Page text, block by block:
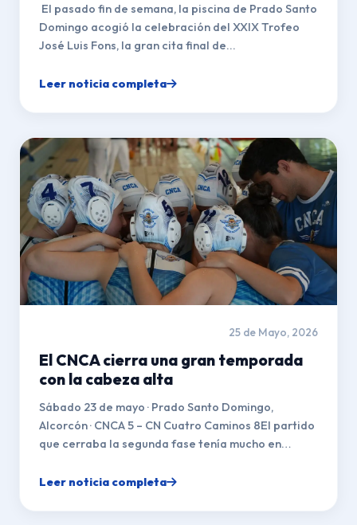
El pasado fin de semana, la piscina de Prado Santo
Domingo acogió la celebración del XXIX Trofeo
José Luis Fons, la gran cita final de...
Leer noticia completa
25 de Mayo, 2026
El CNCA cierra una gran temporada
con la cabeza alta
Sábado 23 de mayo · Prado Santo Domingo,
Alcorcón · CNCA 5 – CN Cuatro Caminos 8El partido
que cerraba la segunda fase tenía mucho en
Leer noticia completa